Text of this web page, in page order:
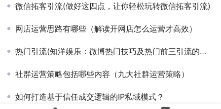
微信拓客引流(做好这四点，让你轻松玩转微信拓客引流)
网店运营思路有哪些（解读开网店怎么运营才高效）
热门引流(知洋娱乐：微博热门技巧及热门前三引流的方式？)
社群运营策略包括哪些内容（九大社群运营策略）
如何打造基于信任成交逻辑的IP私域模式？